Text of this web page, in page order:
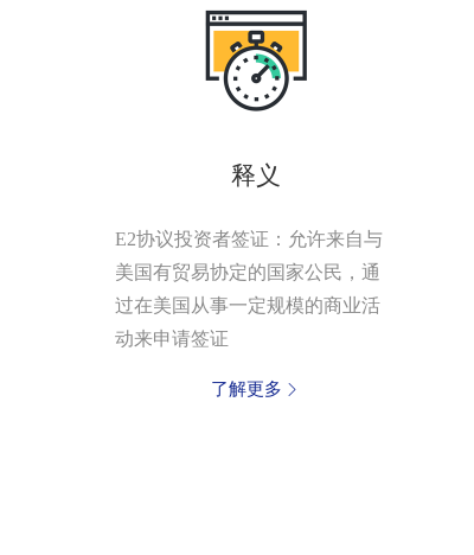
释义
E2协议投资者签证：允许来自与
美国有贸易协定的国家公民，通
过在美国从事一定规模的商业活
动来申请签证
了解更多